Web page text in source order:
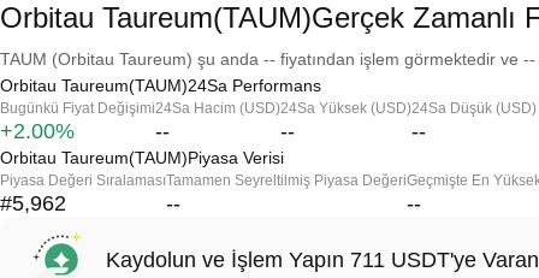
Orbitau Taureum(TAUM)Gerçek Zamanlı
TAUM (Orbitau Taureum) şu anda -- fiyatından işlem görmektedir ve
Orbitau Taureum(TAUM)24Sa Performans
Bugünkü Fiyat Değişimi
+2.00%
24Sa Hacim (USD)
--
24Sa Yüksek (USD)
--
24Sa Düşük (USD)
--
Orbitau Taureum(TAUM)Piyasa Verisi
Piyasa Değeri Sıralaması
#5,962
Tamamen Seyreltilmiş Piyasa Değeri
--
Geçmişte En
--
Kaydolun ve İşlem Yapın 711 USDT'ye